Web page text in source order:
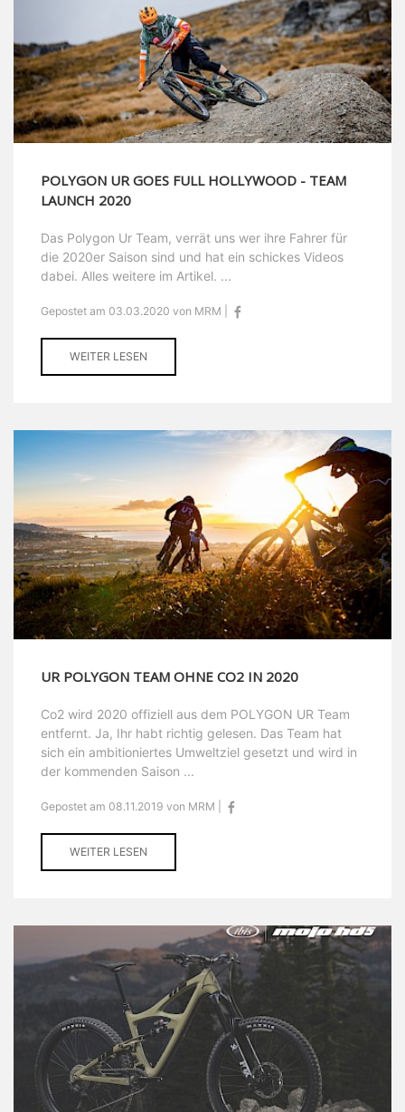
POLYGON UR GOES FULL HOLLYWOOD - TEAM
LAUNCH 2020
Das Polygon Ur Team, verrät uns wer ihre Fahrer für
die 2020er Saison sind und hat ein schickes Videos
dabei. Alles weitere im Artikel. ...
Gepostet am 03.03.2020 von MRM |
WEITER LESEN
UR POLYGON TEAM OHNE CO2 IN 2020
Co2 wird 2020 offiziell aus dem POLYGON UR Team
entfernt. Ja, Ihr habt richtig gelesen. Das Team hat
sich ein ambitioniertes Umweltziel gesetzt und wird in
der kommenden Saison ...
Gepostet am 08.11.2019 von MRM |
WEITER LESEN